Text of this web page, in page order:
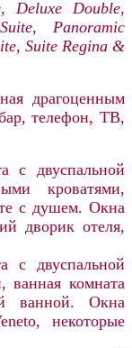
Deluxe Double,
Suite,
Panoramic
Suite Regina &
драгоценным
телефон, ТВ,
с двуспальной
кроватями,
с душем. Окна
дворик отеля,
с двуспальной
ванная комната
ванной. Окна
некоторые